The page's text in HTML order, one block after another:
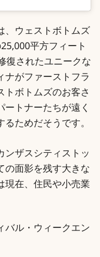
ウェストボトムズ
平方フィート
復されたユニークな
がファーストフラ
ボトムズのお客さ
トナーたちが遠く
ためだそうです。
ザスシティストッ
面影を残す大きな
在、住民や小売業
ル・ウィークエン